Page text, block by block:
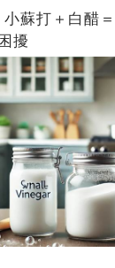
小蘇打＋白醋
擾